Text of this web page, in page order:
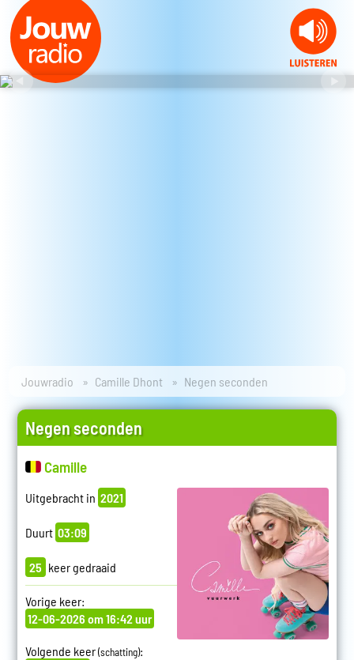
Jouwradio Camille Dhont Negen seconden
Negen seconden
Camille
Uitgebracht in 2021
Duurt 03:09
25 keer gedraaid
Vorige keer:
12-06-2026 om 16:42 uur
Volgende keer(schatting):